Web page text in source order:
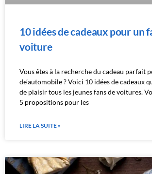
10 idées de cadeaux pour un
voiture
Vous êtes à la recherche du cadeau parfait
de’automobile ? Voici 10 idées de cadeaux
de plaisir tous les jeunes fans de voitures.
5 propositions pour les
LIRE LA SUITE »